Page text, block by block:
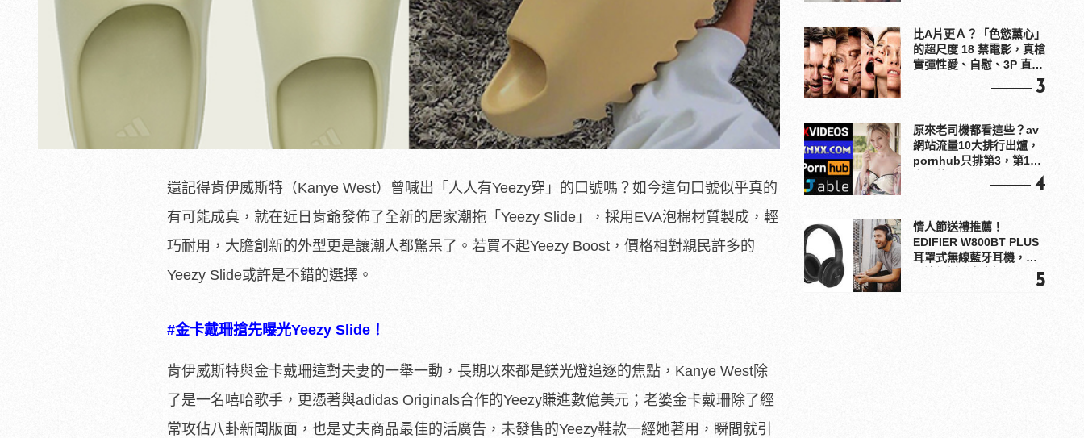
還記得肯伊威斯特（Kanye West）曾喊出「人人有Yeezy穿」的口號嗎？如今這句口號似乎真的
有可能成真，就在近日肯爺發佈了全新的居家潮拖「Yeezy Slide」，採用EVA泡棉材質製成，輕
巧耐用，大膽創新的外型更是讓潮人都驚呆了。若買不起Yeezy Boost，價格相對親民許多的
Yeezy Slide或許是不錯的選擇。
#金卡戴珊搶先曝光Yeezy Slide！
肯伊威斯特與金卡戴珊這對夫妻的一舉一動，長期以來都是鎂光燈追逐的焦點，Kanye West除
了是一名嘻哈歌手，更憑著與adidas Originals合作的Yeezy賺進數億美元；老婆金卡戴珊除了經
常攻佔八卦新聞版面，也是丈夫商品最佳的活廣告，未發售的Yeezy鞋款一經她著用，瞬間就引
比A片更Ａ？「色慾薰心」
的超尺度 18 禁電影，真槍
實彈性愛、自慰、3P 直接
3
原來老司機都看這些？av
網站流量10大排行出爐，
pornhub只排第3，第1名
4
情人節送禮推薦！
EDIFIER W800BT PLUS
耳罩式無線藍牙耳機，在
5